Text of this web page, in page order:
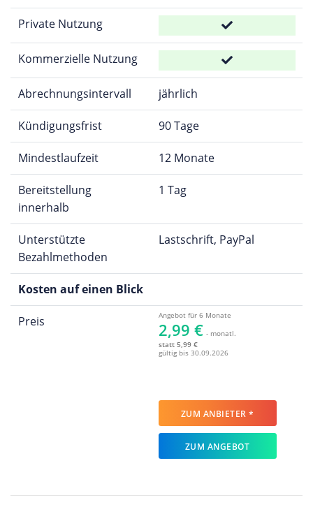
Private Nutzung
Kommerzielle Nutzung
Abrechnungsintervall jährlich
Kündigungsfrist 90 Tage
Mindestlaufzeit 12 Monate
Bereitstellung
innerhalb
1 Tag
Unterstützte
Bezahlmethoden
Lastschrift, PayPal
Kosten auf einen Blick
Preis Angebot für 6 Monate
2,99 € - monatl.
statt 5,99 €
gültig bis 30.09.2026
ZUM ANBIETER *
ZUM ANGEBOT